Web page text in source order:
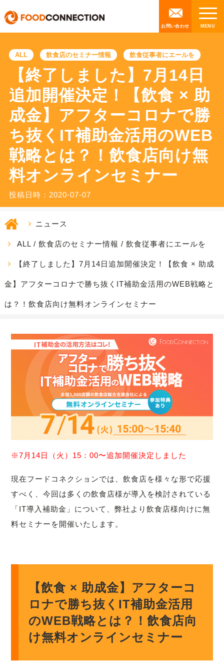
お問い合わせ
ALL 飲食店のセミナー情報 飲食従事者にエールを
【終了しました】7月14日
追加開催決定！【飲食 × 助
成金】アフターコロナで勝
ち抜くIT補助金活用のWEB
戦略とは？！飲食店向け無
料オンラインセミナー
投稿日時：2020-07-07
ニュース
ALL/ 飲食店のセミナー情報 / 飲食従事者にエールを
【終了しました】7月14日追加開催決定！【飲食 × 助成
金】アフターコロナで勝ち抜くIT補助金活用のWEB戦略と
は？！飲食店向け無料オンラインセミナー
※7月14日（火）15：00〜追加開催決定しました
現在フードコネクションでは、飲食店を様々な形で応援
すべく、今回は多くの飲食店様が導入を検討されている
「IT導入補助金」について、弊社より飲食店様向けに無
料セミナーを開催いたします。
【飲食 × 助成金】アフターコ
ロナで勝ち抜くIT補助金活用
のWEB戦略とは？！飲食店向
け無料オンラインセミナー